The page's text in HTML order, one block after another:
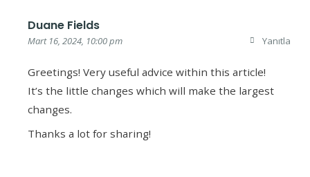
Duane Fields
Mart 16, 2024, 10:00 pm
Greetings! Very useful advice within this article!
It’s the little changes which will make the largest
changes.
Thanks a lot for sharing!
Yanıtla